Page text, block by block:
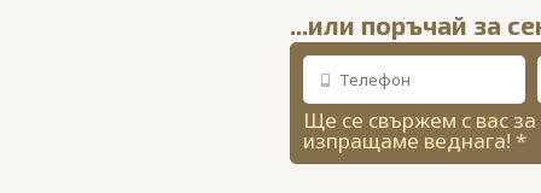
...или поръчай за
Ще се свържем с вас
изпращаме веднага! *